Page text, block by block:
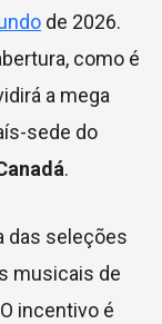
de 2026.
como é
a mega
sede do
.
das seleções
musicais de
incentivo é